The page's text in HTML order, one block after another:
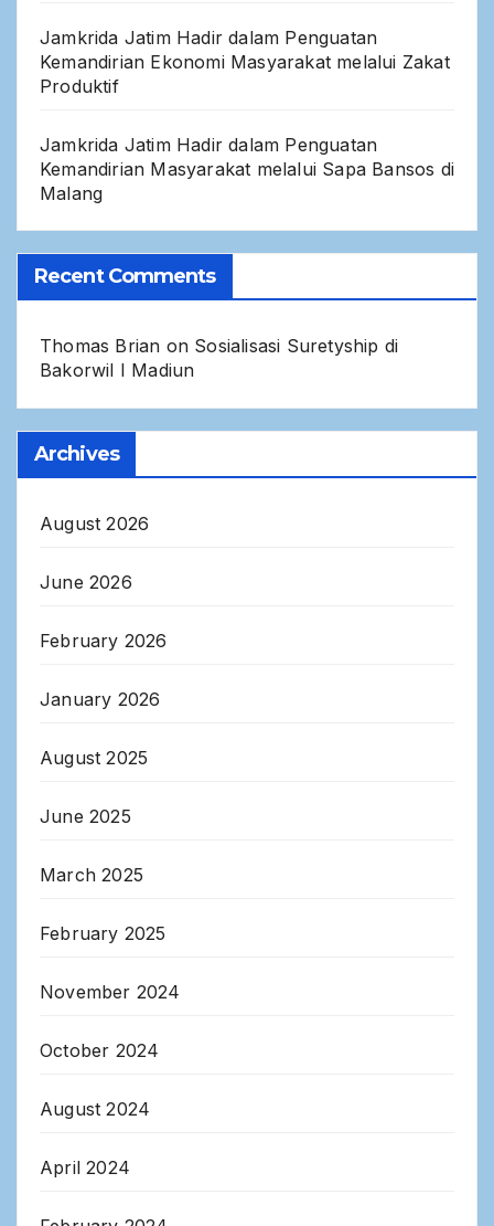
Jamkrida Jatim Hadir dalam Penguatan
Kemandirian Ekonomi Masyarakat melalui Zakat
Produktif
Jamkrida Jatim Hadir dalam Penguatan
Kemandirian Masyarakat melalui Sapa Bansos di
Malang
Recent Comments
Thomas Brian on Sosialisasi Suretyship di
Bakorwil I Madiun
Archives
August 2026
June 2026
February 2026
January 2026
August 2025
June 2025
March 2025
February 2025
November 2024
October 2024
August 2024
April 2024